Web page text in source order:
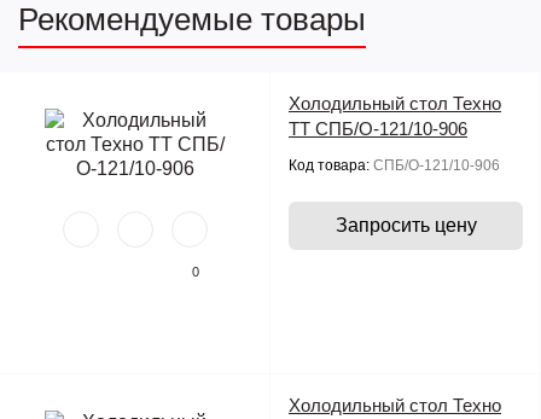
Рекомендуемые товары
0
Холодильный стол Техно
ТТ СПБ/О-121/10-906
Код товара: СПБ/О-121/10-906
Запросить цену
Холодильный стол Техно